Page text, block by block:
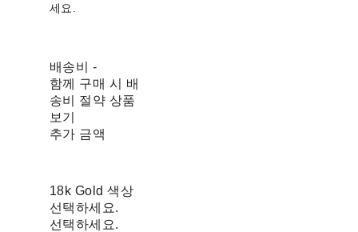
세요.
배송비 -
함께 구매 시 배
송비 절약 상품
보기
추가 금액
18k Gold 색상
선택하세요.
선택하세요.